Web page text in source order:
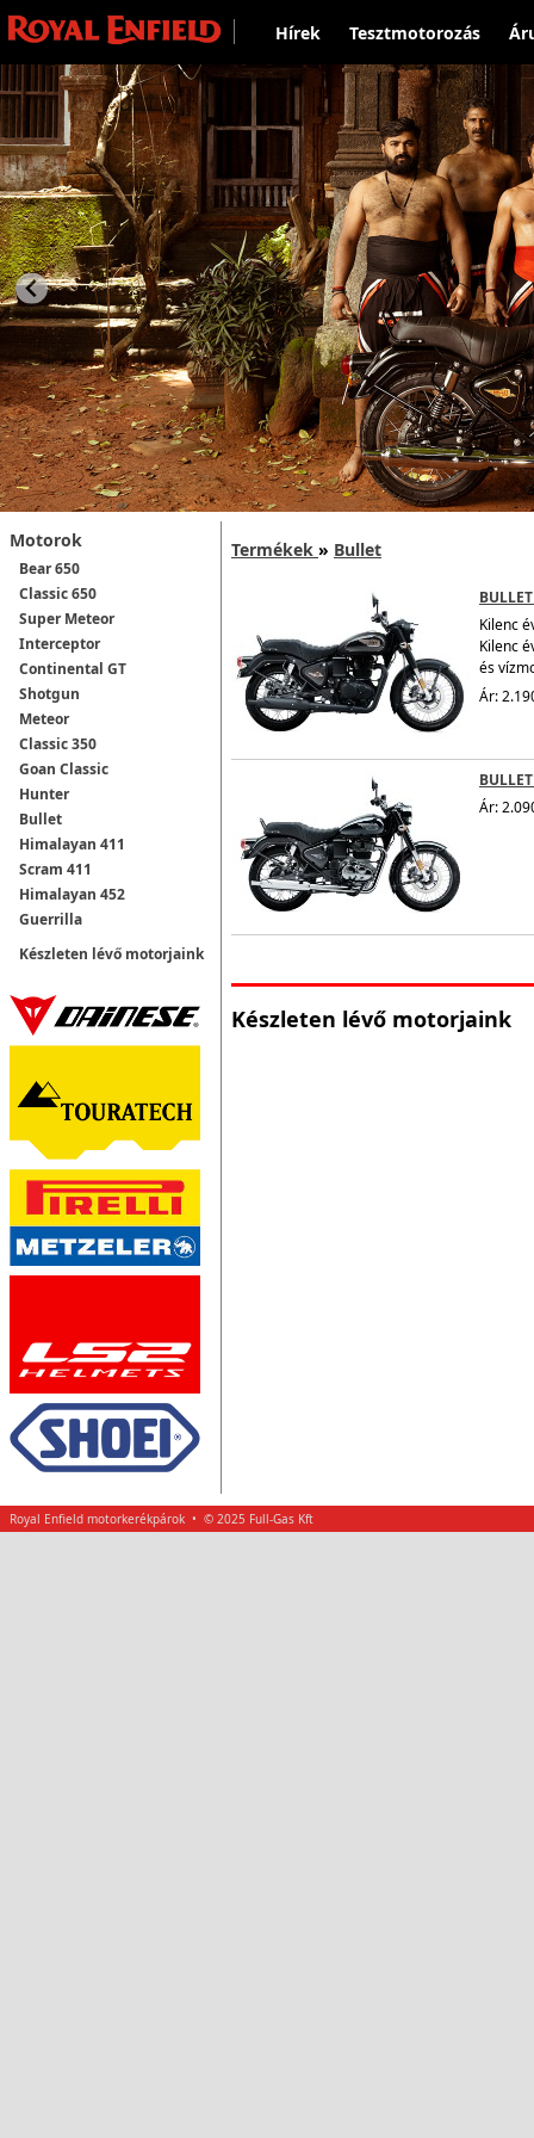
Hírek Tesztmotorozás
Motorok
Bear 650
Classic 650
Super Meteor
Interceptor
Continental GT
Shotgun
Meteor
Classic 350
Goan Classic
Hunter
Bullet
Himalayan 411
Scram 411
Himalayan 452
Guerrilla
Készleten lévő motorjaink
Termékek » Bullet
Kilenc
Kilenc
és
Ár:
Ár:
Készleten lévő motorjaink
Royal Enfield motorkerékpárok • © 2025 Full-Gas Kft